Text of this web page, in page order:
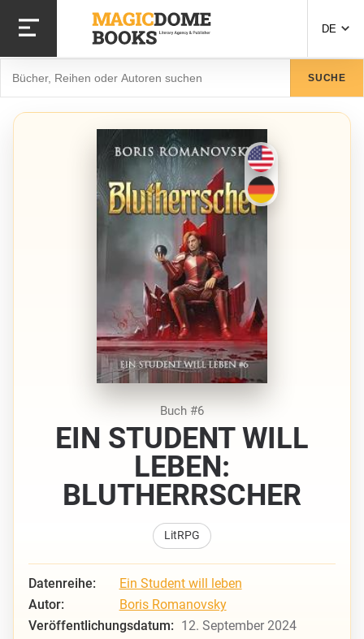
zum
Inhalt
DE
SUCHE
Buch #6
EIN STUDENT WILL
LEBEN:
BLUTHERRSCHER
LitRPG
Datenreihe:
Ein Student will leben
Autor:
Boris Romanovsky
Veröffentlichungsdatum: 12. September 2024